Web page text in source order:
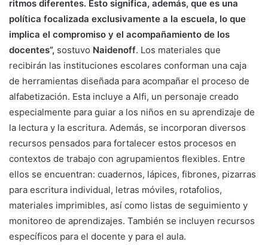
ritmos diferentes. Esto significa, además, que es una
política focalizada exclusivamente a la escuela, lo que
implica el compromiso y el acompañamiento de los
docentes”, sostuvo Naidenoff. Los materiales que
recibirán las instituciones escolares conforman una caja
de herramientas diseñada para acompañar el proceso de
alfabetización. Esta incluye a Alfi, un personaje creado
especialmente para guiar a los niños en su aprendizaje de
la lectura y la escritura. Además, se incorporan diversos
recursos pensados para fortalecer estos procesos en
contextos de trabajo con agrupamientos flexibles. Entre
ellos se encuentran: cuadernos, lápices, fibrones, pizarras
para escritura individual, letras móviles, rotafolios,
materiales imprimibles, así como listas de seguimiento y
monitoreo de aprendizajes. También se incluyen recursos
específicos para el docente y para el aula.